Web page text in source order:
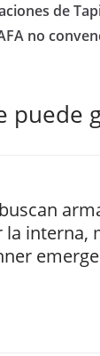
de
no
puede
la interna,